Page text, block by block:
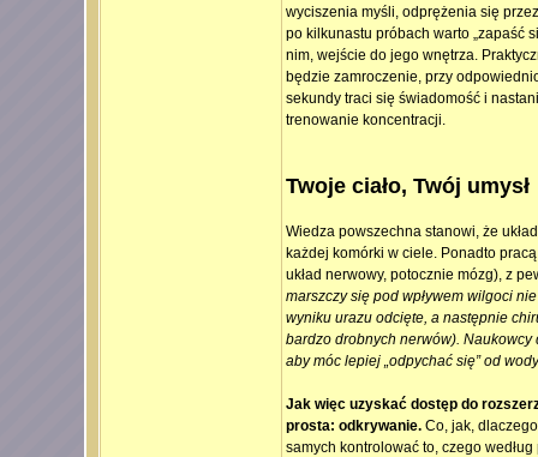
wyciszenia myśli, odprężenia się
po kilkunastu próbach warto „zapaść
nim, wejście do jego wnętrza.
będzie zamroczenie, przy
sekundy traci się świadomość i
trenowanie koncentracji.
Twoje ciało, Twój umysł
Wiedza powszechna stanowi, że
każdej komórki w ciele. Ponadto
układ nerwowy, potocznie mózg), z
marszczy się pod wpływem wilgoci
wyniku urazu odcięte, a następnie
bardzo drobnych nerwów).
aby móc lepiej „odpychać się” od
Jak więc uzyskać dostęp do
prosta: odkrywanie.Co, jak,
samych kontrolować to, czego